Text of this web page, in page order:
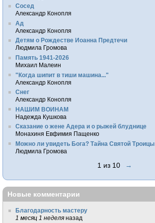
Сосед
Александр Конопля
Ад
Александр Конопля
Детям о Рождестве Иоанна Предтечи
Людмила Громова
Память 1941-2026
Михаил Малеин
"Когда шипит в тиши машина..."
Александр Конопля
Снег
Александр Конопля
НАШИМ ВОИНАМ
Надежда Кушкова
Сказание о жене Адера и о рыжей блуднице
Монахиня Евфимия Пащенко
Можно ли увидеть Бога? Тайна Святой Троицы
Людмила Громова
1 из 10 →
Новые комментарии
Благодарность мастеру
1 месяц 1 неделя назад